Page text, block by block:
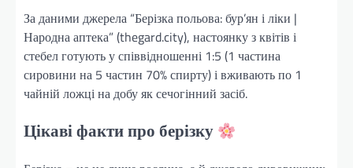
За даними джерела “Берізка польова: бур’ян і ліки |
Народна аптека” (thegard.city), настоянку з квітів і
стебел готують у співвідношенні 1:5 (1 частина
сировини на 5 частин 70% спирту) і вживають по 1
чайній ложці на добу як сечогінний засіб.
Цікаві факти про берізку